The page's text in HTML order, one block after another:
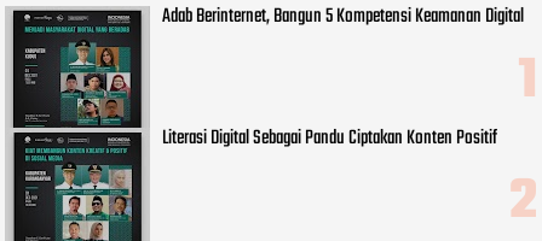
Adab Berinternet, Bangun 5 Kompetensi Keamanan Digital
Literasi Digital Sebagai Pandu Ciptakan Konten Positif